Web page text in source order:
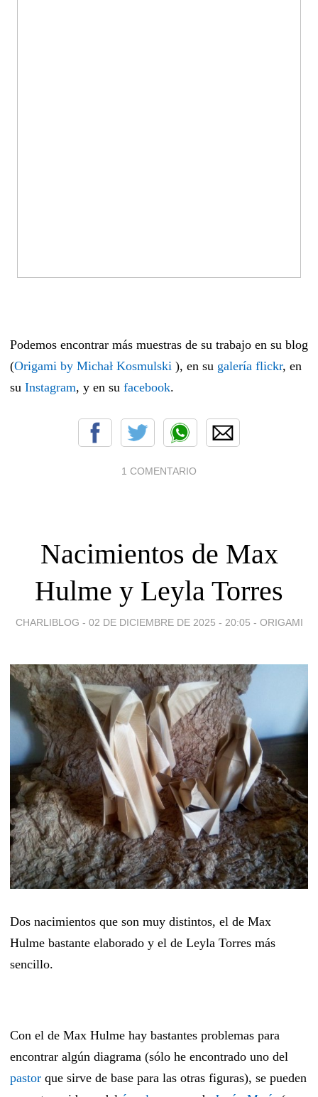
Podemos encontrar más muestras de su trabajo en su blog
(Origami by Michał Kosmulski ), en su galería flickr, en
su Instagram, y en su facebook.
1 COMENTARIO
Nacimientos de Max
Hulme y Leyla Torres
CHARLIBLOG - 02 DE DICIEMBRE DE 2025 - 20:05 - ORIGAMI
Dos nacimientos que son muy distintos, el de Max
Hulme bastante elaborado y el de Leyla Torres más
sencillo.
Con el de Max Hulme hay bastantes problemas para
encontrar algún diagrama (sólo he encontrado uno del
pastor que sirve de base para las otras figuras), se pueden